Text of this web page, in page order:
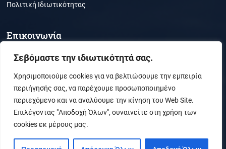
Σεβόμαστε την ιδιωτικότητά σας.
Χρησιμοποιούμε cookies για να βελτιώσουμε την εμπειρία
περιήγησής σας, να παρέχουμε προσωποποιημένο
περιεχόμενο και να αναλύουμε την κίνηση του Web Site.
Επιλέγοντας "Αποδοχή Όλων", συναινείτε στη χρήση των
cookies εκ μέρους μας.
Πολιτική Ιδιωτικότητας
Επικοινωνία
Τμήμα Περιβάλλοντος, Ζάκυνθος, ΤΚ 29100
(30) 26950-21050
secr_envi@ionio.gr